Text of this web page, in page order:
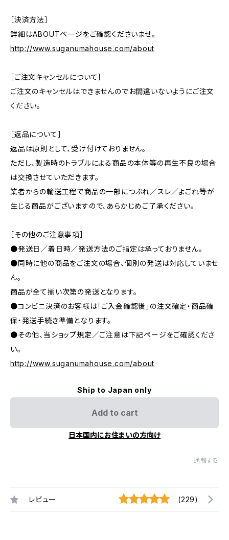
［決済方法］
詳細はABOUTページをご確認くださいませ。
http://www.suganumahouse.com/about
［ご注文キャンセルについて］
ご注文のキャンセルはできませんのでお間違いないようにご注文
ください。
［返品について］
返品は原則として、受け付けておりません。
ただし、製造時のトラブルによる商品の本体等の再生不良の場合
は交換させていただきます。
業者からの輸送工程で商品の一部につぶれ／スレ／よごれ等が
生じる商品がございますので、あらかじめご了承ください。
［その他のご注意事項］
●発送日／着日時／発送方法のご指定は承っておりません。
●同時に他の商品をご注文の場合、個別の発送は対応していませ
ん。
商品が全て揃い次第の発送となります。
●コンビニ決済のお客様は「ご入金確認後」の注文確定・商品確
保・発送手続き準備となります。
●その他、当ショップ規定／ご注意は下記ページをご確認くださ
い。
http://www.suganumahouse.com/about
Ship to Japan only
Add to cart
日本国内にお住まいの方向け
通報する
レビュー (229)